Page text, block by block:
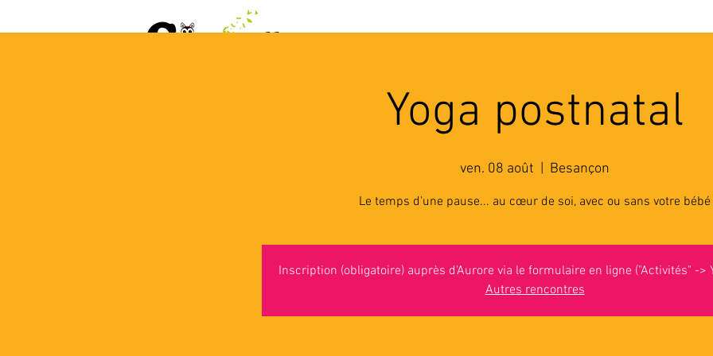
Yoga postnatal
ven. 08 août Besançon
Le temps d'une pause... au cœur de soi, avec ou sans votre bébé
Inscription (obligatoire) auprès d'Aurore via le formulaire en ligne ("Activités" ->
Autres rencontres